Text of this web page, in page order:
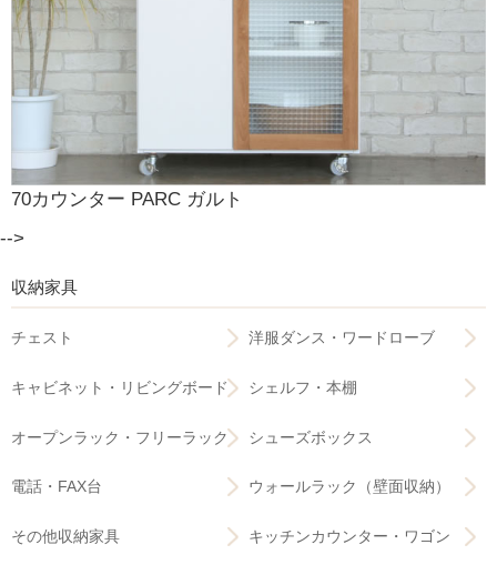
70カウンター PARC ガルト
-->
収納家具
チェスト 洋服ダンス・ワードローブ
キャビネット・リビングボード シェルフ・本棚
オープンラック・フリーラック シューズボックス
電話・FAX台 ウォールラック（壁面収納）
その他収納家具 キッチンカウンター・ワゴン